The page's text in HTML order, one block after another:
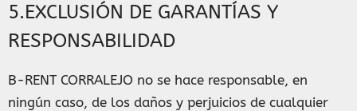
5.EXCLUSIÓN DE GARANTÍAS Y
RESPONSABILIDAD
B-RENT CORRALEJO no se hace responsable, en
ningún caso, de los daños y perjuicios de cualquier